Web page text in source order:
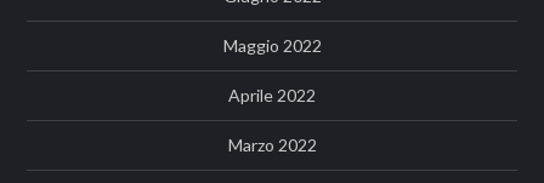
Maggio 2022
Aprile 2022
Marzo 2022